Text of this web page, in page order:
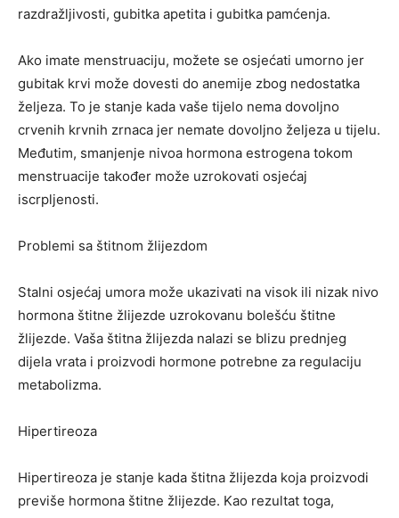
razdražljivosti, gubitka apetita i gubitka pamćenja.
Ako imate menstruaciju, možete se osjećati umorno jer
gubitak krvi može dovesti do anemije zbog nedostatka
željeza. To je stanje kada vaše tijelo nema dovoljno
crvenih krvnih zrnaca jer nemate dovoljno željeza u tijelu.
Međutim, smanjenje nivoa hormona estrogena tokom
menstruacije također može uzrokovati osjećaj
iscrpljenosti.
Problemi sa štitnom žlijezdom
Stalni osjećaj umora može ukazivati ​​na visok ili nizak nivo
hormona štitne žlijezde uzrokovanu bolešću štitne
žlijezde. Vaša štitna žlijezda nalazi se blizu prednjeg
dijela vrata i proizvodi hormone potrebne za regulaciju
metabolizma.
Hipertireoza
Hipertireoza je stanje kada štitna žlijezda koja proizvodi
previše hormona štitne žlijezde. Kao rezultat toga,